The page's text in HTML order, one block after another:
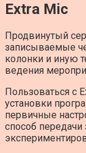
Extra Mic
Продвинутый
записываемые
колонки и иную
ведения
Пользоваться с
установки
первичные
способ передачи